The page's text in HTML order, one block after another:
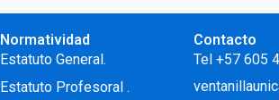
Normatividad
Estatuto General.
Estatuto Profesoral .
Contacto
Tel +57 605